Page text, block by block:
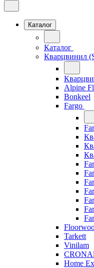
Каталог
Каталог
Кварцвинил
Alpine
Bonkeel
Fargo
Tarkett
Vinilam
Home